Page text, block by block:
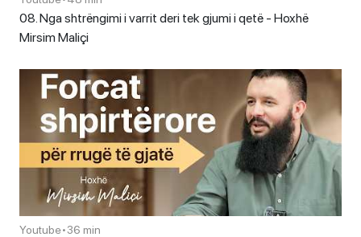
08. Nga shtrëngimi i varrit deri tek gjumi i qetë - Hoxhë
Mirsim Maliçi
Youtube•36 min